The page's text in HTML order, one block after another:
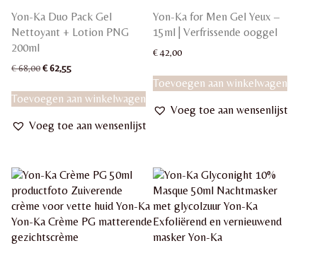
Yon-Ka Duo Pack Gel
Nettoyant + Lotion PNG
200ml
€68,00Oorspronkelijke
was:
€ 68,00.
€62,55Huidige
is:
€ 62,55.
Toevoegen aan winkelwagen
Voeg toe aan wensenlijst
Yon-Ka for Men Gel Yeux –
15ml | Verfrissende ooggel
€42,00
Toevoegen aan winkelwagen
Voeg toe aan wensenlijst